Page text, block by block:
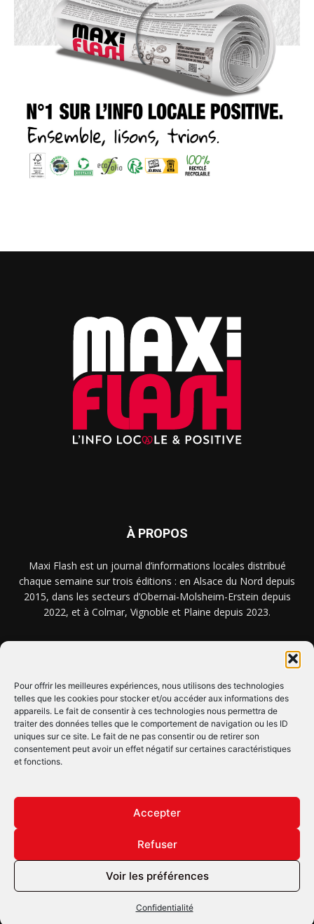
Pour offrir les meilleures expériences, nous utilisons des technologies
telles que les cookies pour stocker et/ou accéder aux informations des
appareils. Le fait de consentir à ces technologies nous permettra de
traiter des données telles que le comportement de navigation ou les ID
uniques sur ce site. Le fait de ne pas consentir ou de retirer son
consentement peut avoir un effet négatif sur certaines caractéristiques
et fonctions.
Accepter
Refuser
Voir les préférences
Confidentialité
À PROPOS
Maxi Flash est un journal d’informations locales distribué
chaque semaine sur trois éditions : en Alsace du Nord depuis
2015, dans les secteurs d’Obernai-Molsheim-Erstein depuis
2022, et à Colmar, Vignoble et Plaine depuis 2023.
CLIQUEZ ICI !
SUIVEZ-NOUS !
© Copyright © 2022 Maxi Flash
Confidentialité Annonceurs